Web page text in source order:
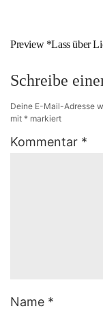
Preview *Lass über
Schreibe
Deine E-Mail-Adresse
mit * markiert
Kommentar *
Name *